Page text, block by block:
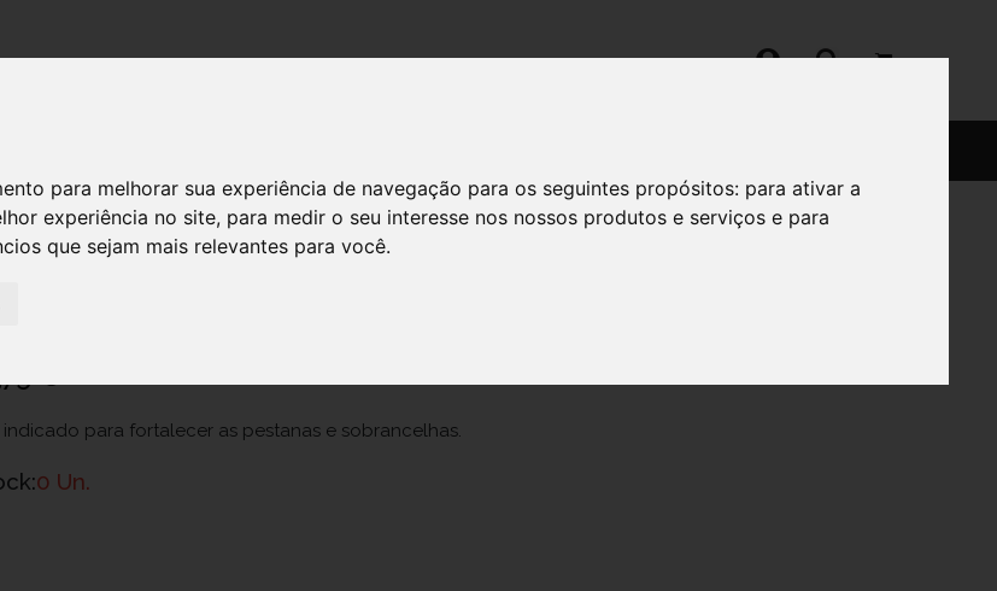
para melhorar sua experiência de navegação para os seguintes propósitos: para ativar a
experiência no site, para medir o seu interesse nos nossos produtos e serviços e para
que sejam mais relevantes para você.
Gel Fortif Pestan/Sobranc 9ml
indicado para fortalecer as pestanas e sobrancelhas.
0 Un.